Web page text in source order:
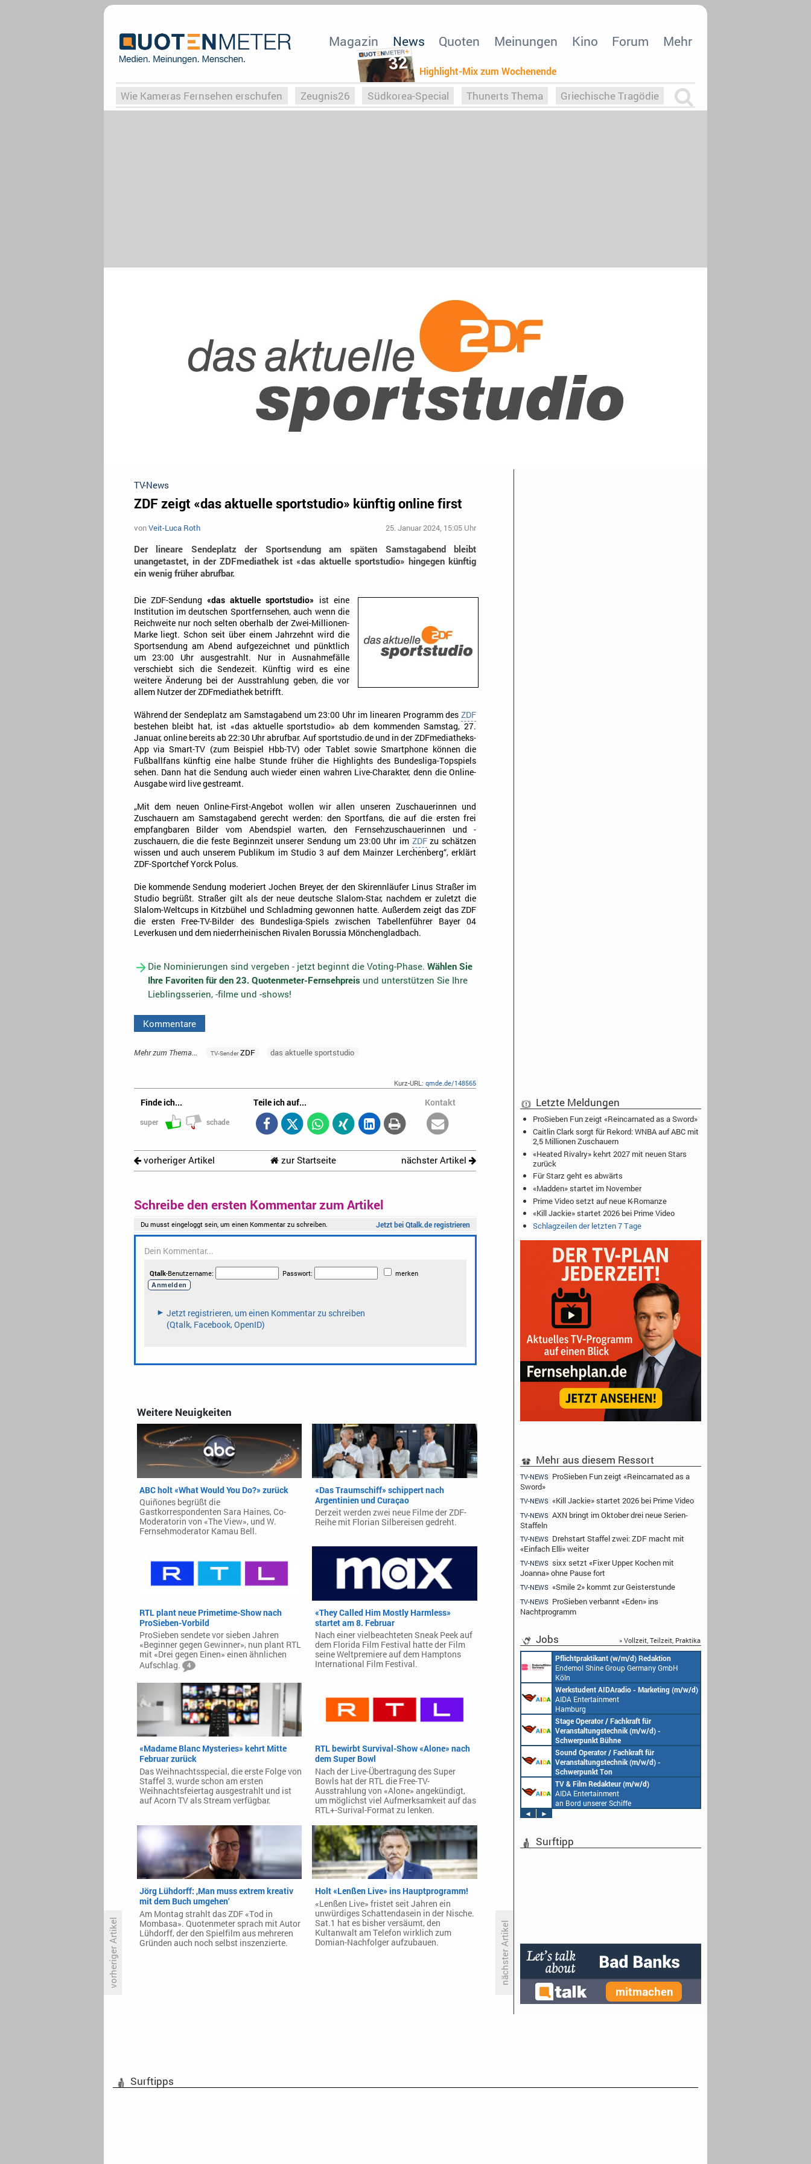
32 Highlight-Mix zum Wochenende
Magazin News Quoten Meinungen Kino Forum Mehr
Wie Kameras Fernsehen erschufen Zeugnis26 Südkorea-Special Thunerts Thema Griechische Tragödie
TV-News
ZDF zeigt «das aktuelle sportstudio» künftig online first
vonVeit-Luca Roth 25. Januar 2024, 15:05 Uhr
Der lineare Sendeplatz der Sportsendung am späten Samstagabend bleibt
unangetastet, in der ZDFmediathek ist «das aktuelle sportstudio» hingegen künftig
ein wenig früher abrufbar.
Die ZDF-Sendung«das aktuelle sportstudio» ist eine
Institution im deutschen Sportfernsehen, auch wenn die
Reichweite nur noch selten oberhalb der Zwei-Millionen-
Marke liegt. Schon seit über einem Jahrzehnt wird die
Sportsendung am Abend aufgezeichnet und pünktlich
um 23:00 Uhr ausgestrahlt. Nur in Ausnahmefälle
verschiebt sich die Sendezeit. Künftig wird es eine
weitere Änderung bei der Ausstrahlung geben, die vor
allem Nutzer der ZDFmediathek betrifft.
Während der Sendeplatz am Samstagabend um 23:00 Uhr im linearen Programm desZDF
bestehen bleibt hat, ist «das aktuelle sportstudio» ab dem kommenden Samstag, 27.
Januar, online bereits ab 22:30 Uhr abrufbar. Auf sportstudio.de und in der ZDFmediatheks-
App via Smart-TV (zum Beispiel Hbb-TV) oder Tablet sowie Smartphone können die
Fußballfans künftig eine halbe Stunde früher die Highlights des Bundesliga-Topspiels
sehen. Dann hat die Sendung auch wieder einen wahren Live-Charakter, denn die Online-
Ausgabe wird live gestreamt.
„Mit dem neuen Online-First-Angebot wollen wir allen unseren Zuschauerinnen und
Zuschauern am Samstagabend gerecht werden: den Sportfans, die auf die ersten frei
empfangbaren Bilder vom Abendspiel warten, den Fernsehzuschauerinnen und -
zuschauern, die die feste Beginnzeit unserer Sendung um 23:00 Uhr im ZDFzu schätzen
wissen und auch unserem Publikum im Studio 3 auf dem Mainzer Lerchenberg“, erklärt
ZDF-Sportchef Yorck Polus.
Die kommende Sendung moderiert Jochen Breyer, der den Skirennläufer Linus Straßer im
Studio begrüßt. Straßer gilt als der neue deutsche Slalom-Star, nachdem er zuletzt die
Slalom-Weltcups in Kitzbühel und Schladming gewonnen hatte. Außerdem zeigt das ZDF
die ersten Free-TV-Bilder des Bundesliga-Spiels zwischen Tabellenführer Bayer 04
Leverkusen und dem niederrheinischen Rivalen Borussia Mönchengladbach.
Die Nominierungen sind vergeben - jetzt beginnt die Voting-Phase. Wählen Sie
Ihre Favoriten für den 23. Quotenmeter-Fernsehpreisund unterstützen Sie Ihre
Lieblingsserien, -filme und -shows!
Kommentare
Mehr zum Thema... TV-SenderZDF das aktuelle sportstudio
Kurz-URL:qmde.de/148565
Finde ich...
super schade
Teile ich auf... Kontakt
vorheriger Artikel zur Startseite nächster Artikel
vorheriger Artikel nächster Artikel
Schreibe den ersten Kommentar zum Artikel
Weitere Neuigkeiten
ABC holt «What Would You Do?» zurück
Quiñones begrüßt die
Gastkorrespondenten Sara Haines, Co-
Moderatorin von «The View», und W.
Fernsehmoderator Kamau Bell.
«Das Traumschiff» schippert nach
Argentinien und Curaçao
Derzeit werden zwei neue Filme der ZDF-
Reihe mit Florian Silbereisen gedreht.
RTL plant neue Primetime-Show nach
ProSieben-Vorbild
ProSieben sendete vor sieben Jahren
«Beginner gegen Gewinner», nun plant RTL
mit «Drei gegen Einen» einen ähnlichen
Aufschlag.
4
«They Called Him Mostly Harmless»
startet am 8. Februar
Nach einer vielbeachteten Sneak Peek auf
dem Florida Film Festival hatte der Film
seine Weltpremiere auf dem Hamptons
International Film Festival.
«Madame Blanc Mysteries» kehrt Mitte
Februar zurück
Das Weihnachtsspecial, die erste Folge von
Staffel 3, wurde schon am ersten
Weihnachtsfeiertag ausgestrahlt und ist
auf Acorn TV als Stream verfügbar.
RTL bewirbt Survival-Show «Alone» nach
dem Super Bowl
Nach der Live-Übertragung des Super
Bowls hat der RTL die Free-TV-
Ausstrahlung von «Alone» angekündigt,
um möglichst viel Aufmerksamkeit auf das
RTL+-Surival-Format zu lenken.
Jörg Lühdorff: ‚Man muss extrem kreativ
mit dem Buch umgehen‘
Am Montag strahlt das ZDF «Tod in
Mombasa». Quotenmeter sprach mit Autor
Lühdorff, der den Spielfilm aus mehreren
Gründen auch noch selbst inszenzierte.
Holt «Lenßen Live» ins Hauptprogramm!
«Lenßen Live» fristet seit Jahren ein
unwürdiges Schattendasein in der Nische.
Sat.1 hat es bisher versäumt, den
Kultanwalt am Telefon wirklich zum
Domian-Nachfolger aufzubauen.
Letzte Meldungen
ProSieben Fun zeigt «Reincarnated as a Sword»
Caitlin Clark sorgt für Rekord: WNBA auf ABC mit
2,5 Millionen Zuschauern
«Heated Rivalry» kehrt 2027 mit neuen Stars
zurück
Für Starz geht es abwärts
«Madden» startet im November
Prime Video setzt auf neue K-Romanze
«Kill Jackie» startet 2026 bei Prime Video
Schlagzeilen der letzten 7 Tage
Mehr aus diesem Ressort
TV-NEWS ProSieben Fun zeigt «Reincarnated as a
Sword»
TV-NEWS «Kill Jackie» startet 2026 bei Prime Video
TV-NEWS AXN bringt im Oktober drei neue Serien-
Staffeln
TV-NEWS Drehstart Staffel zwei: ZDF macht mit
«Einfach Elli» weiter
TV-NEWS sixx setzt «Fixer Upper: Kochen mit
Joanna» ohne Pause fort
TV-NEWS «Smile 2» kommt zur Geisterstunde
TV-NEWS ProSieben verbannt «Eden» ins
Nachtprogramm
Jobs » Vollzeit, Teilzeit, Praktika
Pflichtpraktikant (w/m/d) Redaktion
Endemol Shine Group Germany GmbH
Köln
Werkstudent AIDAradio - Marketing (m/w/d)
AIDA Entertainment
Hamburg
Stage Operator / Fachkraft für
Veranstaltungstechnik (m/w/d) -
Schwerpunkt Bühne
AIDA Entertainment
an Bord unserer Schiffe
Sound Operator / Fachkraft für
Veranstaltungstechnik (m/w/d) -
Schwerpunkt Ton
AIDA Entertainment
an Bord unserer Schiffe
TV & Film Redakteur (m/w/d)
AIDA Entertainment
an Bord unserer Schiffe
◄
►
Surftipp
Surftipps